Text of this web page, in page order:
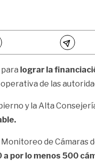
lograr la
de las
y la Alta
de Cámaras
por lo menos 500